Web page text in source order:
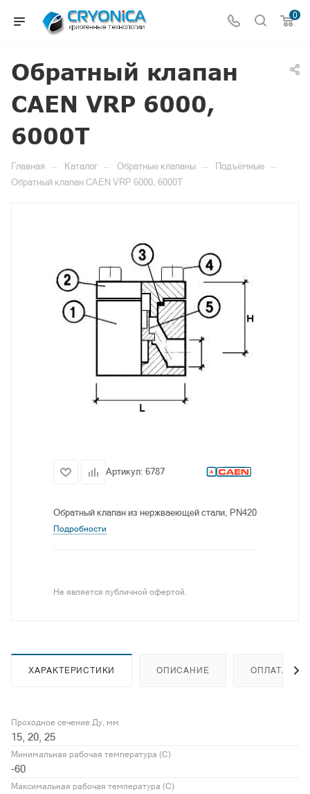
0
Обратный клапан
CAEN VRP 6000,
6000T
Главная — Каталог — Обратные клапаны — Подъёмные —
Обратный клапан CAEN VRP 6000, 6000T
Артикул: 6787
Обратный клапан из нержваеющей стали, PN420
Подробности
Не является публичной офертой.
ХАРАКТЕРИСТИКИ ОПИСАНИЕ ОПЛАТА
Проходное сечение Ду, мм
15, 20, 25
Минимальная рабочая температура (С)
-60
Максимальная рабочая температура (С)